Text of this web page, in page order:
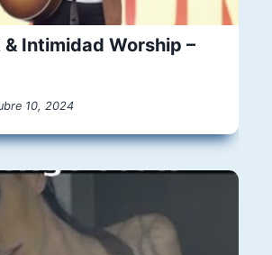
Intimidad Worship –
10, 2024